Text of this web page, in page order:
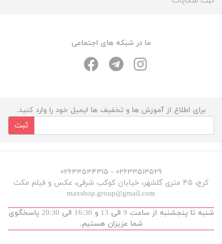
ما در شبکه های اجتماعی
برای اطلاع از آموزش ها و تخفیف ها ایمیل خود را وارد کنید.
ثبت
۰۲۶۳۳۵۱۳۵۲۹ - ۰۲۶۳۳۵۳۴۳۱۵
کرج، ۴۵ متری گلشهر، خیابان کوکب شرقی، عکس و فیلم مکث
maxshop.group@gmail.com
شنبه تا پنجشنبه از ساعت 9 الی 13 و 16:30 الی 20:30 پاسخگوی
شما عزیزان هستیم.